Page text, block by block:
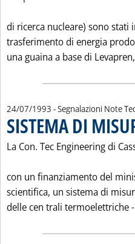
di ricerca nucleare) sono stati
trasferimento di energia
una guaina a base di
24/07/1993 - Segnalazioni Note
SISTEMA DI
La Con. Tec Engineering di
con un finanziamento del
scientifica, un sistema di
delle cen trali termoelettriche